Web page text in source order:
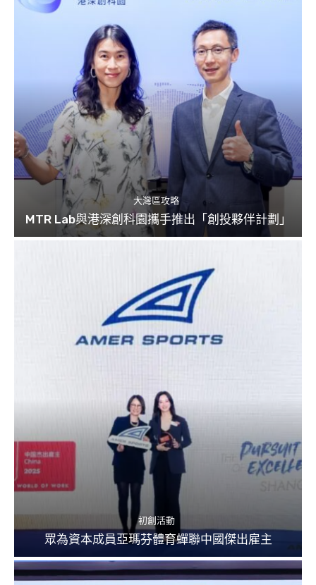
大灣區攻略
MTR Lab與港深創科園攜手推出「創投夥伴計劃」
初創活動
眾為資本成員亞瑪芬體育蟬聯中國傑出雇主